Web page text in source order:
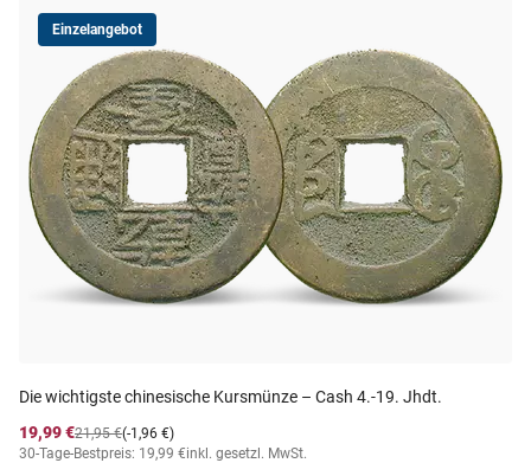
Einzelangebot
Die wichtigste chinesische Kursmünze – Cash 4.-19. Jhdt.
19,99 €
(-1,96 €)
21,95 €
30-Tage-Bestpreis: 19,99 €inkl. gesetzl. MwSt.